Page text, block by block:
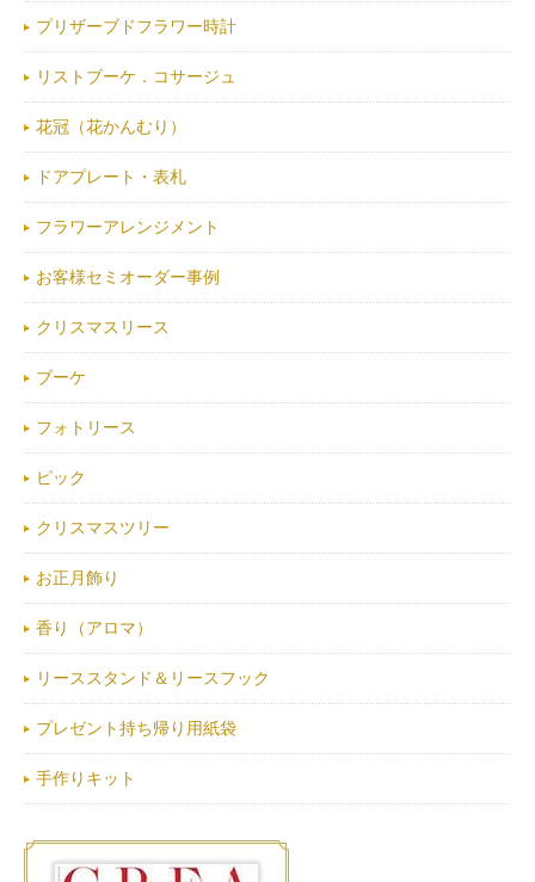
プリザーブドフラワー時計
リストブーケ．コサージュ
花冠（花かんむり）
ドアプレート・表札
フラワーアレンジメント
お客様セミオーダー事例
クリスマスリース
ブーケ
フォトリース
ピック
クリスマスツリー
お正月飾り
香り（アロマ）
リーススタンド＆リースフック
プレゼント持ち帰り用紙袋
手作りキット